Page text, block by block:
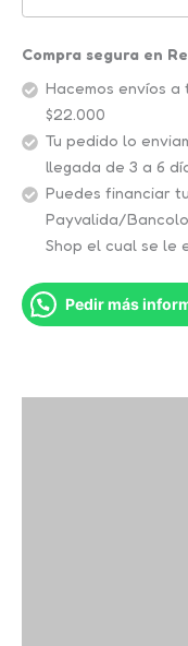
Compra segura en
Hacemos envíos
$22.000
Tu pedido lo
llegada de 3 a 6
Puedes financiar
Payvalida/
Shop el cual se le
Pedir más